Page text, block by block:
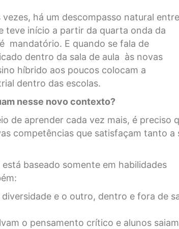
há um descompasso natural
teve início a partir da quarta onda da
mandatório. E quando se fala de
dentro da sala de aula às novas
híbrido aos poucos colocam a
dentro das escolas.
nesse novo contexto?
de aprender cada vez mais, é preciso
competências que satisfaçam tanto a
baseado somente em habilidades
e o outro, dentro e fora de
o pensamento crítico e alunos saiam